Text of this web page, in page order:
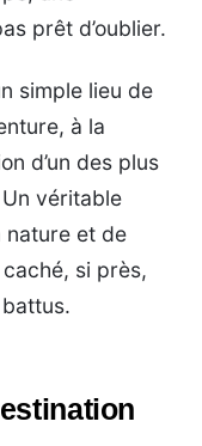
prêt d’oublier.
simple lieu de
à la
d’un des plus
véritable
nature et de
si près,